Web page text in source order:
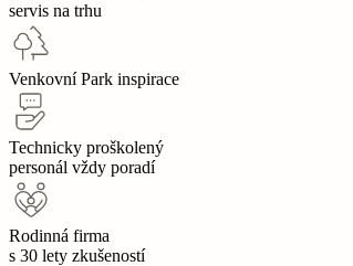
servis na trhu
Venkovní Park inspirace
Technicky proškolený
personál vždy poradí
Rodinná firma
s 30 lety zkušeností